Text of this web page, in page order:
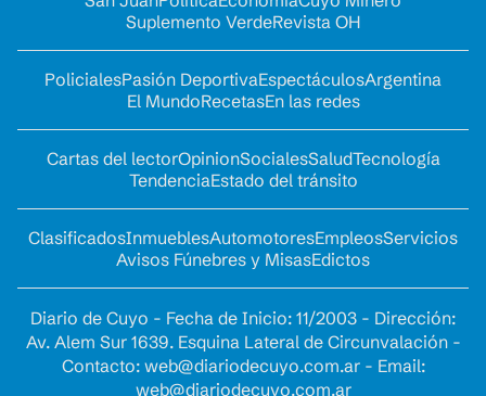
Suplemento VerdeRevista OH
PolicialesPasión DeportivaEspectáculosArgentina
El MundoRecetasEn las redes
Cartas del lectorOpinionSocialesSaludTecnología
TendenciaEstado del tránsito
ClasificadosInmueblesAutomotoresEmpleosServicios
Avisos Fúnebres y MisasEdictos
Diario de Cuyo - Fecha de Inicio: 11/2003 - Dirección:
Av. Alem Sur 1639. Esquina Lateral de Circunvalación -
Contacto: web@diariodecuyo.com.ar- Email:
web@diariodecuyo.com.ar